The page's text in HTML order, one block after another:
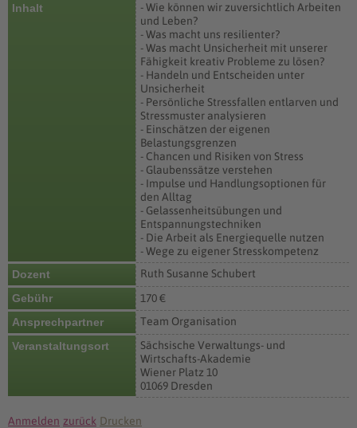
Inhalt
- Wie können wir zuversichtlich Arbeiten
und Leben?
- Was macht uns resilienter?
- Was macht Unsicherheit mit unserer
Fähigkeit kreativ Probleme zu lösen?
- Handeln und Entscheiden unter
Unsicherheit
- Persönliche Stressfallen entlarven und
Stressmuster analysieren
- Einschätzen der eigenen
Belastungsgrenzen
- Chancen und Risiken von Stress
- Glaubenssätze verstehen
- Impulse und Handlungsoptionen für
den Alltag
- Gelassenheitsübungen und
Entspannungstechniken
- Die Arbeit als Energiequelle nutzen
- Wege zu eigener Stresskompetenz
Dozent
Ruth Susanne Schubert
Gebühr
170 €
Ansprechpartner
Team Organisation
Veranstaltungsort
Sächsische Verwaltungs- und
Wirtschafts-Akademie
Wiener Platz 10
01069 Dresden
Anmelden zurück Drucken